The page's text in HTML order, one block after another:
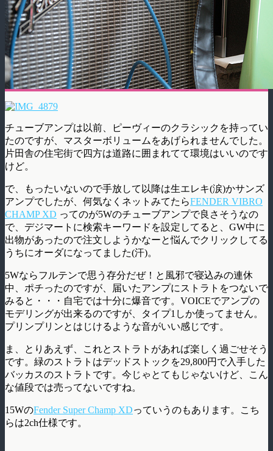
チューブアンプは以前、ピーヴィーのクラシックを持ってい
たのですが、マスターボリュームをあげられませんでした。
片田舎の住宅街で四方は道路に囲まれてて環境はいいのです
けど。
で、もったいないので手放して以降は生エレキ(涙)かサンズ
アンプでしたが、何気なくネットみてたらFENDER VIBRO
CHAMP XD ってのが5Wのチューブアンプで良さそうなの
で、デジマートに検索キーワードを設定してると、GW中に
出物があったので注文しようかなーと悩んでクリックしてる
うちにオーダになってました(汗)。
5Wならフルテンで思う存分だぜ！と風邪で寝込みの連休
中、ポチったのですが、届いたアンプにストラトをつないで
みると・・・自宅では十分に爆音です。VOICEでアンプの
モデリングが出来るのですが、タイプ1しか使ってません。
プリンプリンとはじけるような音がいい感じです。
ま、とりあえず、これとストラトがあれば楽しく過ごせそう
です。緑のストラトはデッドストックを29,800円で入手した
バッカスのストラトです。今じゃとてもじゃないけど、こん
な値段では売ってないですね。
15WのFender Super Champ XDっていうのもあります。こち
らは2ch仕様です。